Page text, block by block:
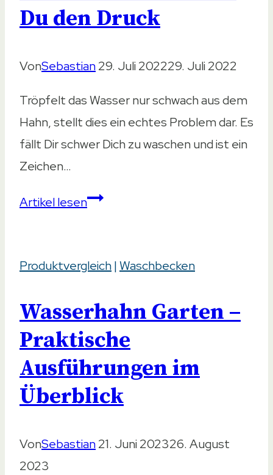
Rechte
hast
Du den Druck
VonSebastian29. Juli 202229. Juli 2022
Tröpfelt das Wasser nur schwach aus dem
Hahn, stellt dies ein echtes Problem dar. Es
fällt Dir schwer Dich zu waschen und ist ein
Zeichen…
Artikel lesenWasserhahn
schwach
So
erhöhst
Du
den
Druck
Produktvergleich|Waschbecken
Wasserhahn Garten –
Praktische
Ausführungen im
Überblick
VonSebastian21. Juni 202326. August
2023